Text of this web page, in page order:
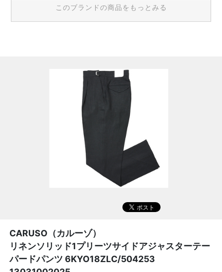
このブランドの商品をもっとみる
CARUSO（カルーゾ）
リネンソリッド1プリーツサイドアジャスターテー
パードパンツ 6KYO18ZLC/504253